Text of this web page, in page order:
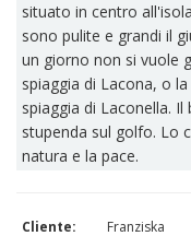
situato in centro
sono pulite e grandi il
un giorno non si vuole
spiaggia di Lacona, o
spiaggia di Laconella.
stupenda sul golfo. Lo
natura e la pace.
Cliente: Franziska